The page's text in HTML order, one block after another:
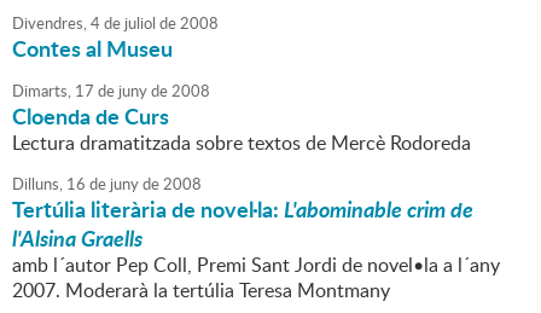
Divendres,4de juliol de2008
Contes al Museu
Dimarts, 17 de junyde2008
Cloenda de Curs
Lectura dramatitzada sobre textos de Mercè Rodoreda
Dilluns, 16 de junyde2008
Tertúlia literària de novel·la:L'abominable crim de
l'Alsina Graells
amb l´autor Pep Coll, Premi Sant Jordi de novel•la a l´any
2007. Moderarà la tertúlia Teresa Montmany